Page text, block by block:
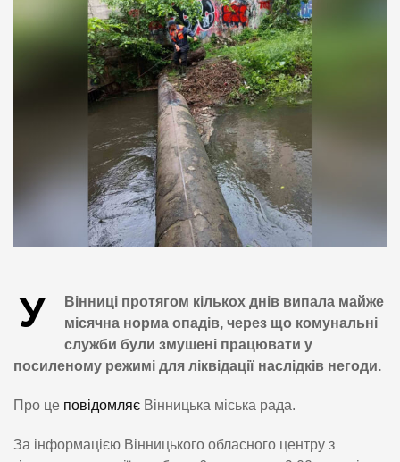
У
Вінниці протягом кількох днів випала майже
місячна норма опадів, через що комунальні
служби були змушені працювати у
посиленому режимі для ліквідації наслідків негоди.
Про це повідомляє Вінницька міська рада.
За інформацією Вінницького обласного центру з